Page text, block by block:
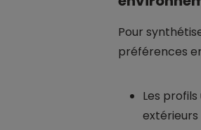
Pour
préférences
Les
extérieurs